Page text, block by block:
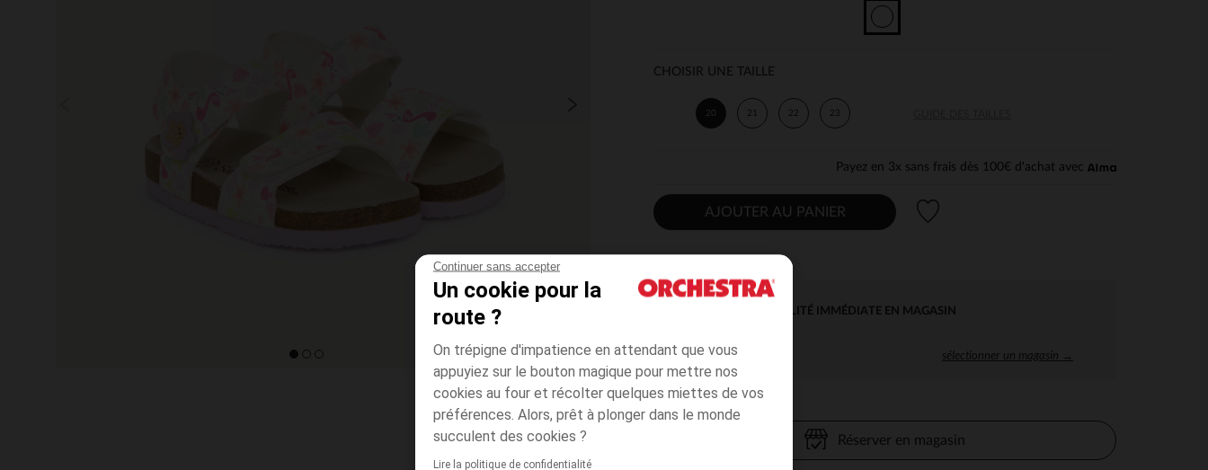
Continuer sans accepter
Un cookie pour la
route ?
On trépigne d'impatience en attendant que vous
appuyiez sur le bouton magique pour mettre nos
cookies au four et récolter quelques miettes de vos
préférences. Alors, prêt à plonger dans le monde
succulent des cookies ?
Lire la politique de confidentialité
CHOISIR UNE TAILLE
20 21 22 23
Payez en 3x sans frais dès 100€ d'achat avec
AJOUTER AU PANIER
DISPONIBILITÉ IMMÉDIATE EN MAGASIN
sélectionner un magasin →
Réserver en magasin